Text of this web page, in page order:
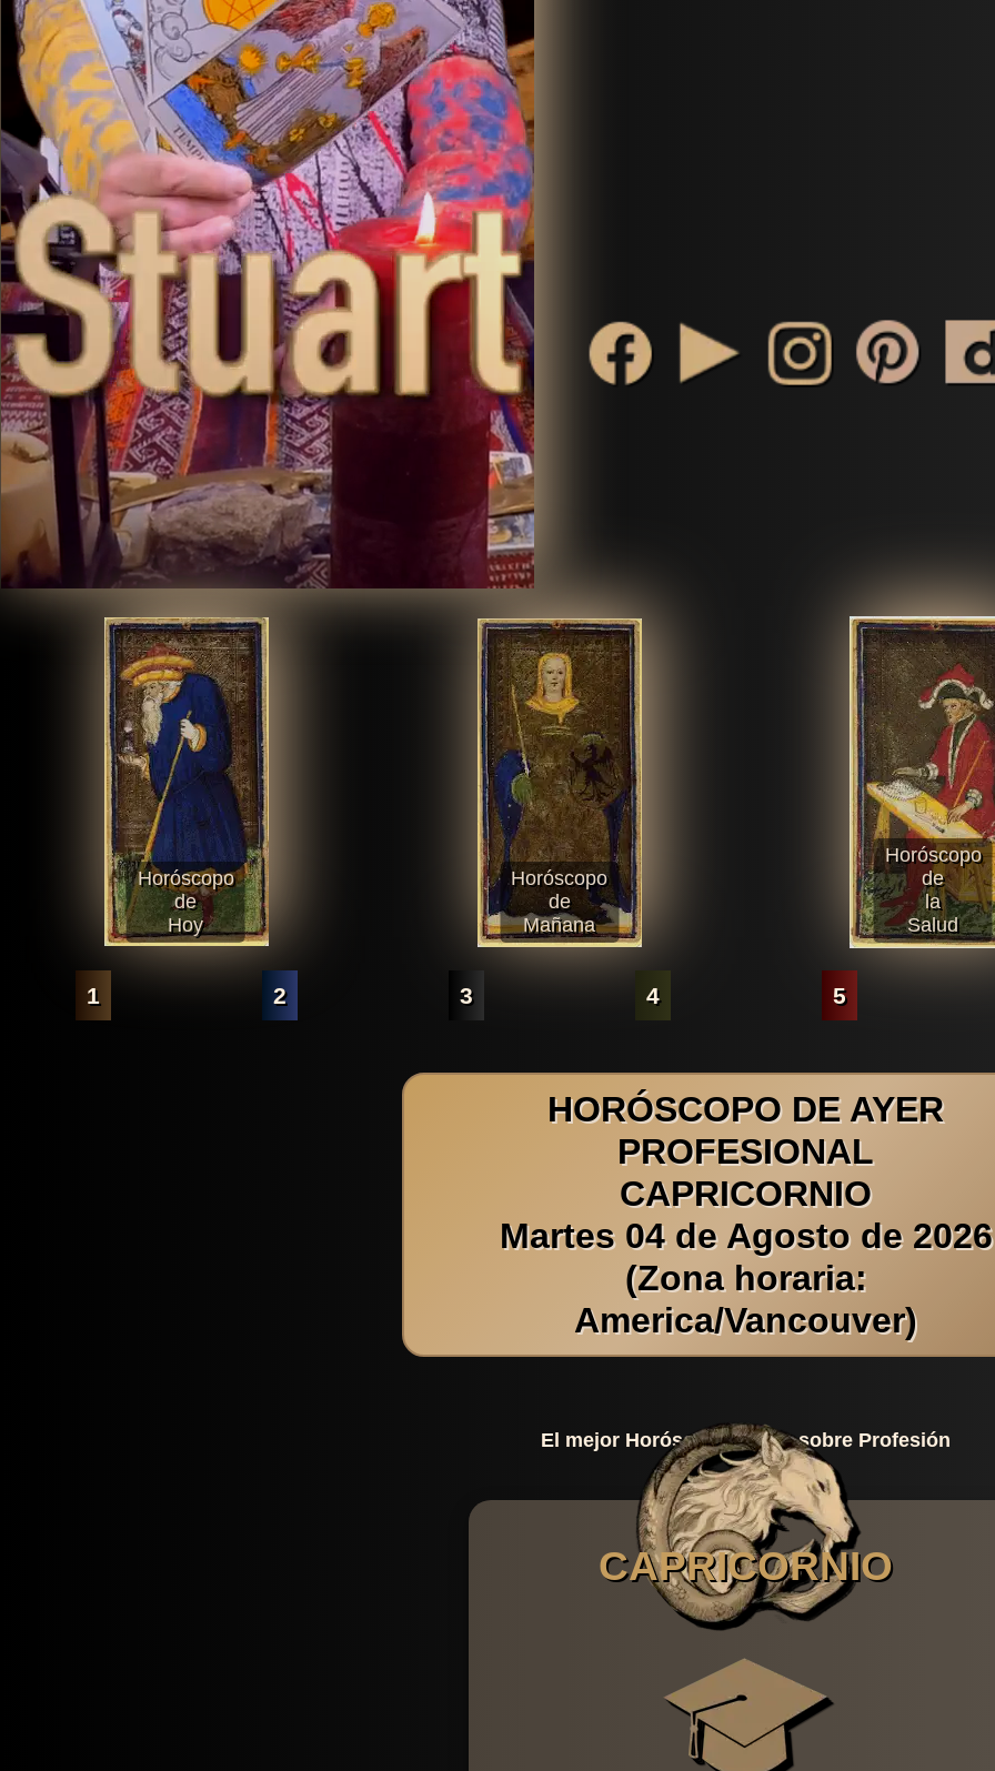
Horóscopo
de
Hoy
Horóscopo
de
Mañana
Horóscopo
de
la
Salud
1 2 3 4 5
HORÓSCOPO DE AYER
PROFESIONAL
CAPRICORNIO
Martes 04 de Agosto de 2026
(Zona horaria:
America/Vancouver)
El mejor Horóscopo Diario sobre Profesión
CAPRICORNIO